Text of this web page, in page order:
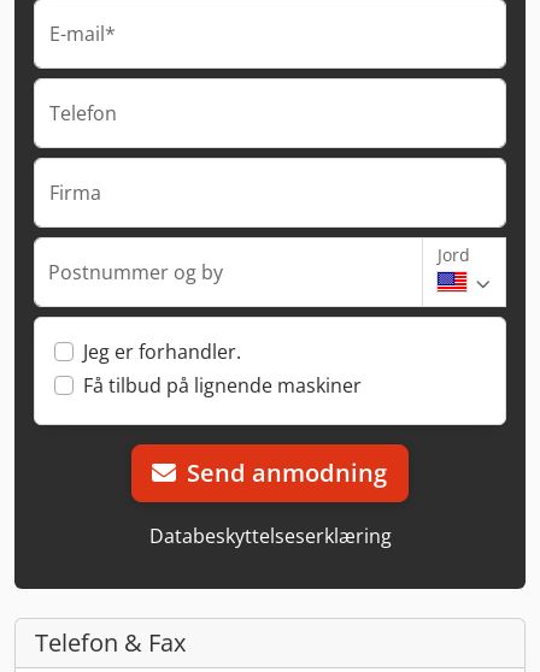
E-mail*
Telefon
Firma
Postnummer og by
Jord
Jeg er forhandler.
Få tilbud på lignende maskiner
Send anmodning
Databeskyttelseserklæring
Telefon & Fax